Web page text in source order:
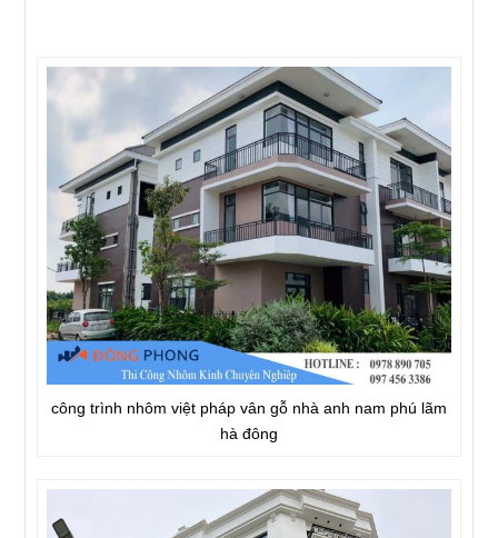
công trình nhôm việt pháp vân gỗ nhà anh nam phú lãm
hà đông